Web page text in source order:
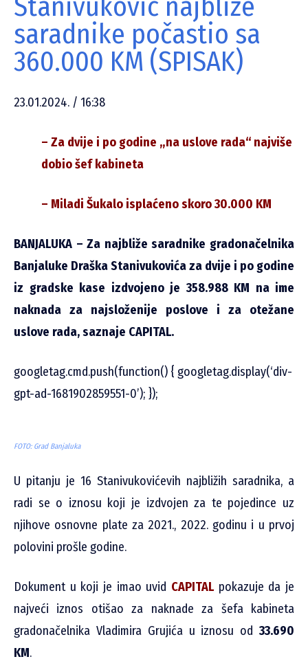
Stanivuković najbliže
saradnike počastio sa
360.000 KM (SPISAK)
23.01.2024. / 16:38
– Za dvije i po godine „na uslove rada“ najviše
dobio šef kabineta
– Miladi Šukalo isplaćeno skoro 30.000 KM
BANJALUKA – Za najbliže saradnike gradonačelnika
Banjaluke Draška Stanivukovića za dvije i po godine
iz gradske kase izdvojeno je 358.988 KM na ime
naknada za najsloženije poslove i za otežane
uslove rada, saznaje CAPITAL.
googletag.cmd.push(function() { googletag.display(‘div-
gpt-ad-1681902859551-0’); });
FOTO: Grad Banjaluka
U pitanju je 16 Stanivukovićevih najbližih saradnika, a
radi se o iznosu koji je izdvojen za te pojedince uz
njihove osnovne plate za 2021., 2022. godinu i u prvoj
polovini prošle godine.
Dokument u koji je imao uvid CAPITAL pokazuje da je
najveći iznos otišao za naknade za šefa kabineta
gradonačelnika Vladimira Grujića u iznosu od 33.690
KM.